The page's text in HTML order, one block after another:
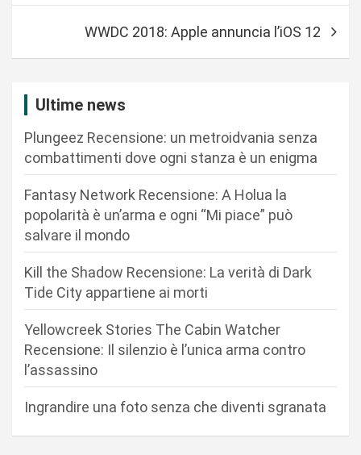
i
WWDC 2018: Apple annuncia l’iOS 12
Ultime news
Plungeez Recensione: un metroidvania senza
combattimenti dove ogni stanza è un enigma
Fantasy Network Recensione: A Holua la
popolarità è un’arma e ogni “Mi piace” può
salvare il mondo
Kill the Shadow Recensione: La verità di Dark
Tide City appartiene ai morti
Yellowcreek Stories The Cabin Watcher
Recensione: Il silenzio è l’unica arma contro
l’assassino
Ingrandire una foto senza che diventi sgranata